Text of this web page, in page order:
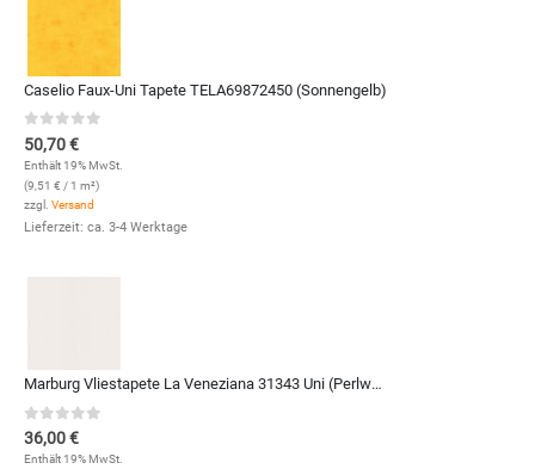
Caselio Faux-Uni Tapete TELA69872450 (Sonnengelb)
0out of 5
50,70€
Enthält 19% MwSt.
(9,51 € / 1 m²)
zzgl. Versand
Lieferzeit: ca. 3-4 Werktage
Marburg Vliestapete La Veneziana 31343 Uni (Perlweiß)
0out of 5
36,00€
Enthält 19% MwSt.